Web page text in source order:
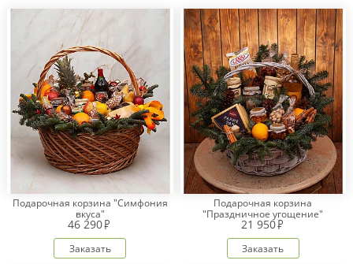
Подарочная корзина "Симфония
вкуса"
46 290
Заказать
Подарочная корзина
"Праздничное угощение"
21 950
Заказать